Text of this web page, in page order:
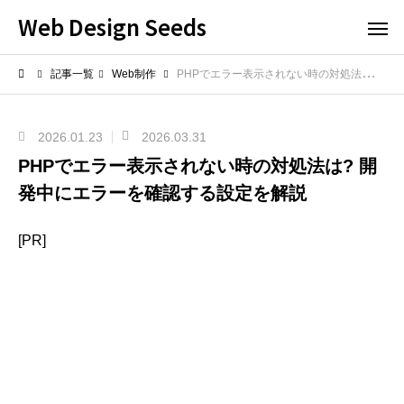
Web Design Seeds
記事一覧 Web制作 PHPでエラー表示されない時の対処法は? 開発中にエラーを確認する設定を解説
2026.01.23 2026.03.31
PHPでエラー表示されない時の対処法は? 開
発中にエラーを確認する設定を解説
[PR]